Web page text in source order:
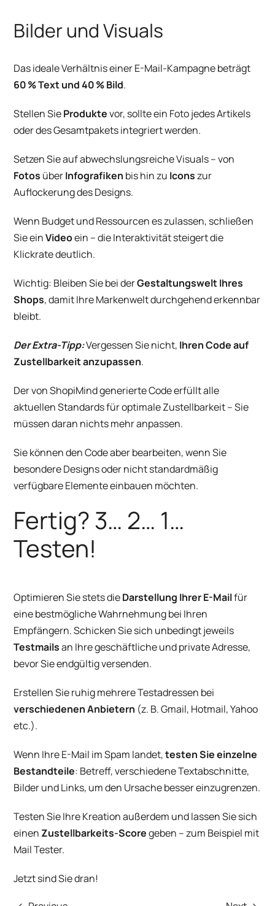
Bilder und Visuals
Das ideale Verhältnis einer E-Mail-Kampagne beträgt
60 % Text und 40 % Bild.
Stellen SieProduktevor, sollte ein Foto jedes Artikels
oder des Gesamtpakets integriert werden.
Setzen Sie auf abwechslungsreiche Visuals – von
Fotos überInfografiken bis hin zu Iconszur
Auflockerung des Designs.
Wenn Budget und Ressourcen es zulassen, schließen
Sie einVideoein – die Interaktivität steigert die
Klickrate deutlich.
Wichtig: Bleiben Sie bei derGestaltungswelt Ihres
Shops, damit Ihre Markenwelt durchgehend erkennbar
bleibt.
Der Extra-Tipp:Vergessen Sie nicht, Ihren Code auf
Zustellbarkeit anzupassen.
Der von ShopiMind generierte Code erfüllt alle
aktuellen Standards für optimale Zustellbarkeit – Sie
müssen daran nichts mehr anpassen.
Sie können den Code aber bearbeiten, wenn Sie
besondere Designs oder nicht standardmäßig
verfügbare Elemente einbauen möchten.
Fertig? 3… 2… 1…
Testen!
Optimieren Sie stets dieDarstellung Ihrer E-Mailfür
eine bestmögliche Wahrnehmung bei Ihren
Empfängern. Schicken Sie sich unbedingt jeweils
Testmailsan Ihre geschäftliche und private Adresse,
bevor Sie endgültig versenden.
Erstellen Sie ruhig mehrere Testadressen bei
verschiedenen Anbietern (z. B. Gmail, Hotmail, Yahoo
etc.).
Wenn Ihre E-Mail im Spam landet,testen Sie einzelne
Bestandteile: Betreff, verschiedene Textabschnitte,
Bilder und Links, um den Ursache besser einzugrenzen.
Testen Sie Ihre Kreation außerdem und lassen Sie sich
einen Zustellbarkeits-Scoregeben – zum Beispiel mit
Mail Tester.
Jetzt sind Sie dran!